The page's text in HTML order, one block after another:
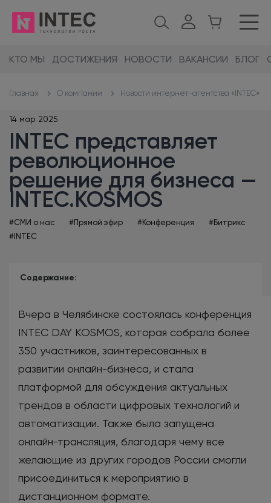
КТО МЫ ДОСТИЖЕНИЯ НОВОСТИ ВАКАНСИИ БЛОГ
Главная О компании Новости интернет-агентства «INTEC»
14 мар 2025
INTEC представляет
революционное
решение для бизнеса —
INTEC.KOSMOS
#СМИ о нас #Прямой эфир #Конференция
#Битрикс
#INTEC
Содержание:
Вчера в Челябинске состоялась конференция
INTEC DAY KOSMOS, которая собрала более
350 участников, заинтересованных в
развитии онлайн-бизнеса, и стала
платформой для обсуждения актуальных
трендов в области цифровых технологий и
автоматизации. Также была запущена
онлайн-трансляция, благодаря чему все
желающие из других городов России смогли
присоединиться к мероприятию в
дистанционном формате.